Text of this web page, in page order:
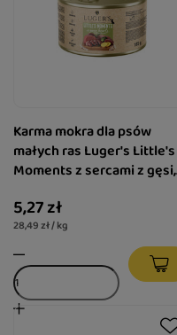
Karma mokra dla psów
małych ras Luger's Little's
Moments z sercami z gęsi,
g
5,27 zł
28,49 zł / kg